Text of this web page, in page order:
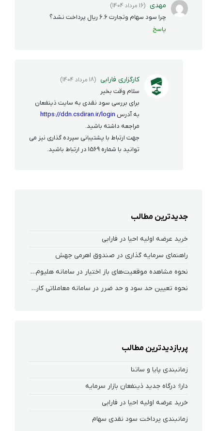
مهدی (16 مرداد 1404)
چرا سود سهام وتجارت ۶.۶ ریال پرداخت نشد؟
پاسخ
کارگزاری فارابی (18 مرداد 1404)
سلام وقت بخیر
برای بررسی سود نقدی به سایت ذینفعان
به آدرس https://ddn.csdiran.ir/login
مراجعه داشته باشید.
جهت ارتباط با پشتیبانی سپرده گذاری نیز می
توانید با شماره 1569 در ارتباط باشید.
جدیدترین مطالب
خرید عرضه اولیه احیا در فارابی
راهنمای سرمایه گذاری در صندوق اهرمی جهش
نحوه‌ مشاهده‌ موقعیت‌های باز اختیار در سامانه هلیوم و نکست
نحوه تعیین حد سود و حد ضرر در سامانه معاملاتی کارگزاری فارابی
پربازدیدترین مطالب
زمانبندی پایا و ساتنا
دارا؛ درگاه جدید ذینفعان بازار سرمایه
خرید عرضه اولیه احیا در فارابی
زمانبندی پرداخت سود نقدی سهام‌